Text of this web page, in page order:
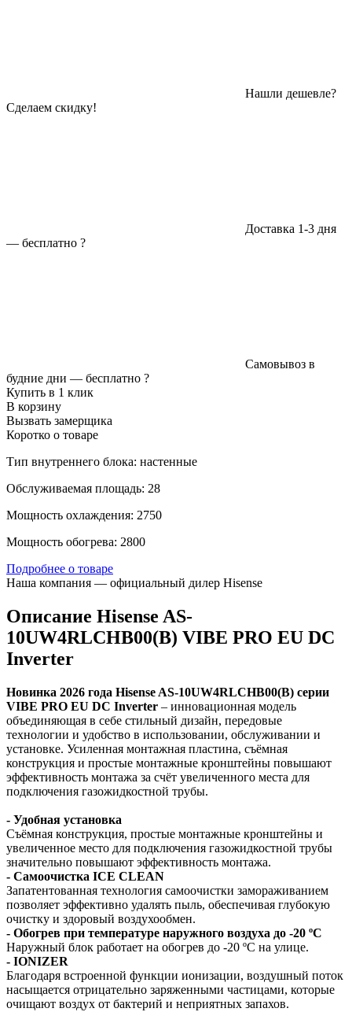
Нашли дешевле?
Сделаем скидку!
Доставка 1-3 дня
— бесплатно ?
Самовывоз в
будние дни — бесплатно ?
Купить в 1 клик
В корзину
Вызвать замерщика
Коротко о товаре
Тип внутреннего блока: настенные
Обслуживаемая площадь: 28
Мощность охлаждения: 2750
Мощность обогрева: 2800
Подробнее о товаре
Наша компания — официальный дилер Hisense
Описание Hisense AS-
10UW4RLCHB00(B) VIBE PRO EU DC
Inverter
Новинка 2026 года Hisense AS-10UW4RLCHB00(B) серии
VIBE PRO EU DC Inverter – инновационная модель
объединяющая в себе стильный дизайн, передовые
технологии и удобство в использовании, обслуживании и
установке. Усиленная монтажная пластина, съёмная
конструкция и простые монтажные кронштейны повышают
эффективность монтажа за счёт увеличенного места для
подключения газожидкостной трубы.
- Удобная установка
Съёмная конструкция, простые монтажные кронштейны и
увеличенное место для подключения газожидкостной трубы
значительно повышают эффективность монтажа.
- Самоочистка ICE CLEAN
Запатентованная технология самоочистки замораживанием
позволяет эффективно удалять пыль, обеспечивая глубокую
очистку и здоровый воздухообмен.
- Обогрев при температуре наружного воздуха до -20 ºC
Наружный блок работает на обогрев до -20 ºC на улице.
- IONIZER
Благодаря встроенной функции ионизации, воздушный поток
насыщается отрицательно заряженными частицами, которые
очищают воздух от бактерий и неприятных запахов.